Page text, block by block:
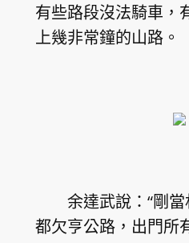
有些路段沒法騎車，
上幾非常鐘的山路。
余達武說：“剛當
都欠亨公路，出門所